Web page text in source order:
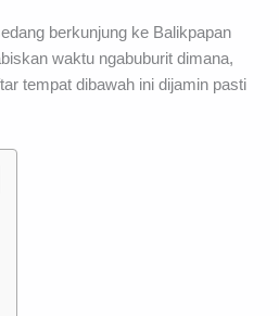
berkunjung ke Balikpapan
waktu ngabuburit dimana,
tempat dibawah ini dijamin pasti